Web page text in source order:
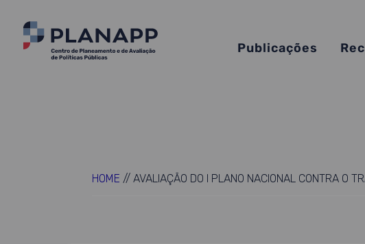
Publicações
HOME //AVALIAÇÃO DO I PLANO NACIONAL CONTRA O